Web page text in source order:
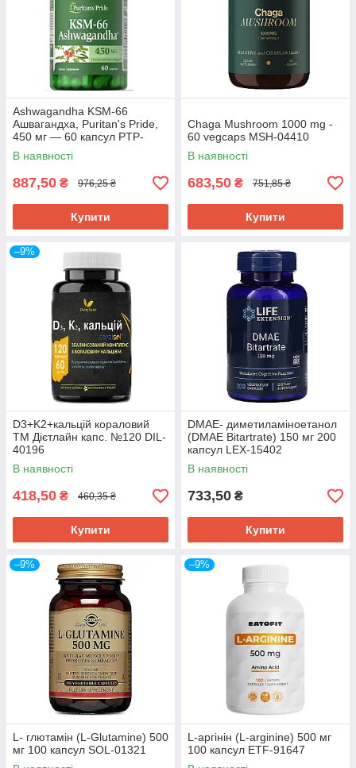
Ashwagandha KSM-66
Ашвагандха, Puritan's Pride,
450 мг — 60 капсул PTP-
00431
В наявності
887,50 ₴ 976,25 ₴
Купити
Chaga Mushroom 1000 mg -
60 vegcaps MSH-04410
В наявності
683,50 ₴ 751,85 ₴
Купити
–9%
D3+K2+кальцій кораловий
ТМ Дієтлайн капс. №120 DIL-
40196
В наявності
418,50 ₴ 460,35 ₴
Купити
DMAE- диметиламіноетанол
(DMAE Bitartrate) 150 мг 200
капсул LEX-15402
В наявності
733,50 ₴
Купити
–9%
L- глютамін (L-Glutamine) 500
мг 100 капсул SOL-01321
–9%
L-аргінін (L-arginine) 500 мг
100 капсул ETF-91647